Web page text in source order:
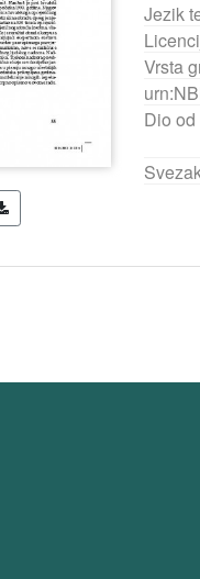
Jezik
Vrsta
Dio od